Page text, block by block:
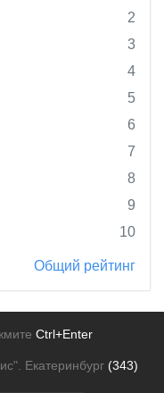
2
3
4
5
6
7
8
9
10
Общий рейтинг
Ctrl+Enter
Екатеринбург (343)